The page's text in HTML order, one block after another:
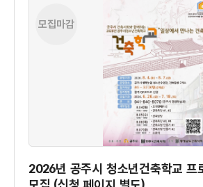
모집마감
2026년 공주시 청소년건축학교 프